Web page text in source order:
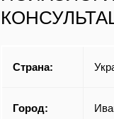
Страна:
Город: